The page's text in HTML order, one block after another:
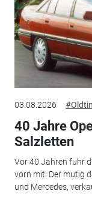
03.08.2026
40 Jahre
Salzletten
Vor 40 Jahren fuhr
vorn mit: Der mutig
und Mercedes,